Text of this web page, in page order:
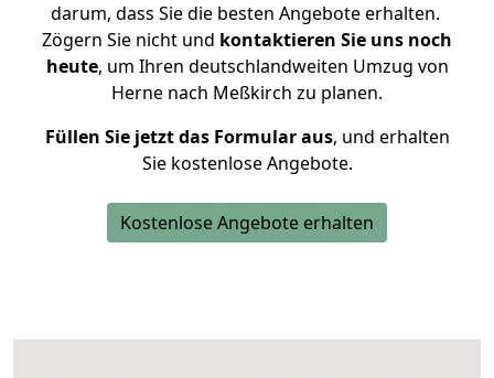
darum, dass Sie die besten Angebote erhalten.
Zögern Sie nicht und kontaktieren Sie uns noch
heute, um Ihren deutschlandweiten Umzug von
Herne nach Meßkirch zu planen.
Füllen Sie jetzt das Formular aus, und erhalten
Sie kostenlose Angebote.
Kostenlose Angebote erhalten